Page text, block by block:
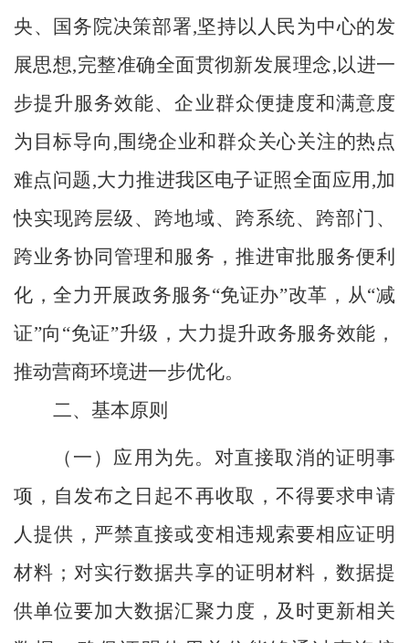
央、国务院决策部署,坚持以人民为中心的发
展思想,完整准确全面贯彻新发展理念,以进一
步提升服务效能、企业群众便捷度和满意度
为目标导向 ,围绕企业和群众关心关注的热点
难点问题,大力推进我区电子证照全面应用 ,加
快实现跨层级、跨地域、跨系统、跨部门、
跨业务协同管理和服务， 推进审批服务便利
化，全力开展政务服务“免证办”改革，从“减
证”向“免证”升级，大力提升政务服务效能，
推动营商环境进一步优化。
二、 基本原则
（ 一 ）应用为先。 对直接取消的证明事
项，自发布之日起不再收取，不得要求申请
人提供，严禁直接或变相违规索要相应证明
材料；对实行数据共享的证明材料，数据提
供单位要加大数据汇聚力度，及时更新相关